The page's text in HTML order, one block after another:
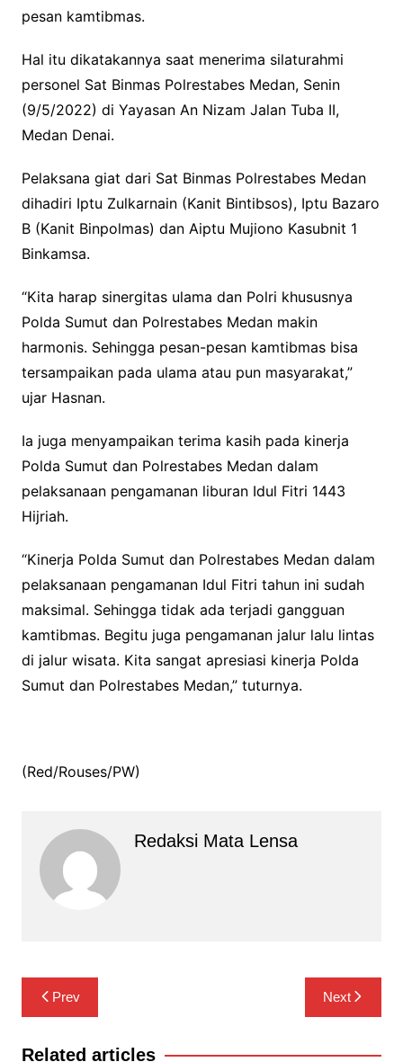
o
k
r
p
p
pesan kamtibmas.
Hal itu dikatakannya saat menerima silaturahmi
personel Sat Binmas Polrestabes Medan, Senin
(9/5/2022) di Yayasan An Nizam Jalan Tuba II,
Medan Denai.
Pelaksana giat dari Sat Binmas Polrestabes Medan
dihadiri Iptu Zulkarnain (Kanit Bintibsos), Iptu Bazaro
B (Kanit Binpolmas) dan Aiptu Mujiono Kasubnit 1
Binkamsa.
“Kita harap sinergitas ulama dan Polri khususnya
Polda Sumut dan Polrestabes Medan makin
harmonis. Sehingga pesan-pesan kamtibmas bisa
tersampaikan pada ulama atau pun masyarakat,”
ujar Hasnan.
Ia juga menyampaikan terima kasih pada kinerja
Polda Sumut dan Polrestabes Medan dalam
pelaksanaan pengamanan liburan Idul Fitri 1443
Hijriah.
“Kinerja Polda Sumut dan Polrestabes Medan dalam
pelaksanaan pengamanan Idul Fitri tahun ini sudah
maksimal. Sehingga tidak ada terjadi gangguan
kamtibmas. Begitu juga pengamanan jalur lalu lintas
di jalur wisata. Kita sangat apresiasi kinerja Polda
Sumut dan Polrestabes Medan,” tuturnya.
(Red/Rouses/PW)
Redaksi Mata Lensa
Navigasi
pos
Prev Next
Related articles